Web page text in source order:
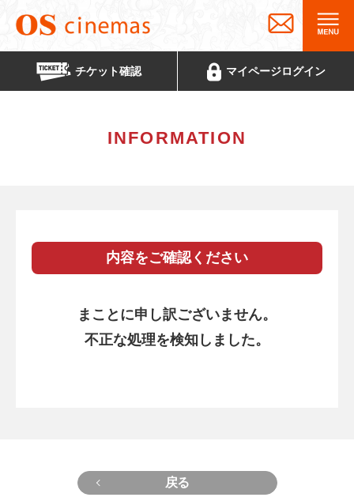
チケット確認 マイページログイン
INFORMATION
内容をご確認ください
まことに申し訳ございません。
不正な処理を検知しました。
戻る